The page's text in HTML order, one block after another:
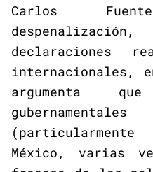
Carlos
despenalización,
declaraciones
internacionales,
argumenta
México, varias